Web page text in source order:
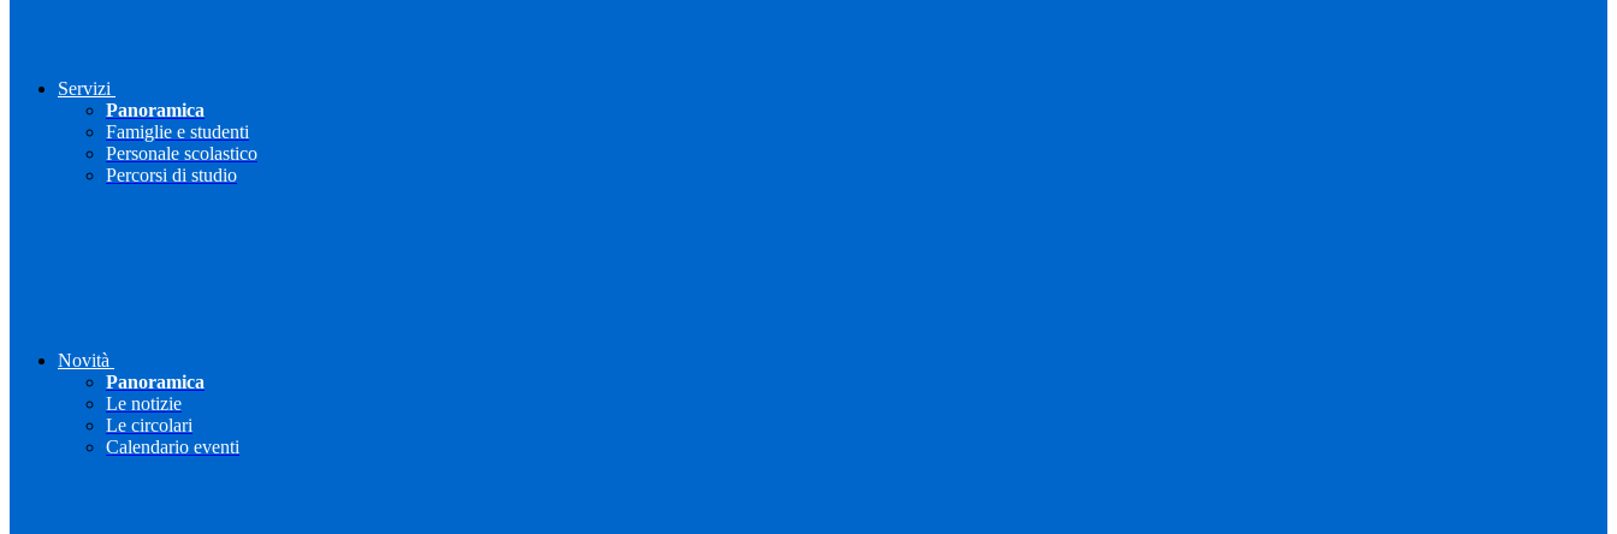
Servizi
Panoramica
Famiglie e studenti
Personale scolastico
Percorsi di studio
Novità
Panoramica
Le notizie
Le circolari
Calendario eventi